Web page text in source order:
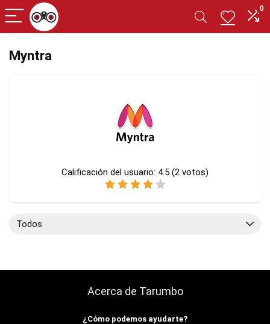
0
Myntra
Calificación del usuario: 4.5 (2 votos)
Todos
Acerca de Tarumbo
¿Cómo podemos ayudarte?